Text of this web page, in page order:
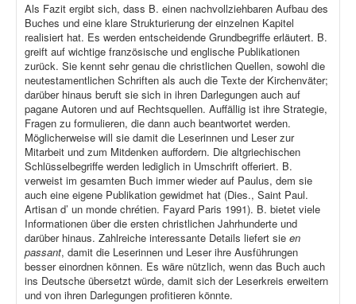
Als Fazit ergibt sich, dass B. einen nachvollziehbaren Aufbau des
Buches und eine klare Strukturierung der einzelnen Kapitel
realisiert hat. Es werden entscheidende Grundbegriffe erläutert. B.
greift auf wichtige französische und englische Publikationen
zurück. Sie kennt sehr genau die christlichen Quellen, sowohl die
neutestamentlichen Schriften als auch die Texte der Kirchenväter;
darüber hinaus beruft sie sich in ihren Darlegungen auch auf
pagane Autoren und auf Rechtsquellen. Auffällig ist ihre Strategie,
Fragen zu formulieren, die dann auch beantwortet werden.
Möglicherweise will sie damit die Leserinnen und Leser zur
Mitarbeit und zum Mitdenken auffordern. Die altgriechischen
Schlüsselbegriffe werden lediglich in Umschrift offeriert. B.
verweist im gesamten Buch immer wieder auf Paulus, dem sie
auch eine eigene Publikation gewidmet hat (Dies., Saint Paul.
Artisan d’ un monde chrétien. Fayard Paris 1991). B. bietet viele
Informationen über die ersten christlichen Jahrhunderte und
darüber hinaus. Zahlreiche interessante Details liefert sie en
passant, damit die Leserinnen und Leser ihre Ausführungen
besser einordnen können. Es wäre nützlich, wenn das Buch auch
ins Deutsche übersetzt würde, damit sich der Leserkreis erweitern
und von ihren Darlegungen profitieren könnte.